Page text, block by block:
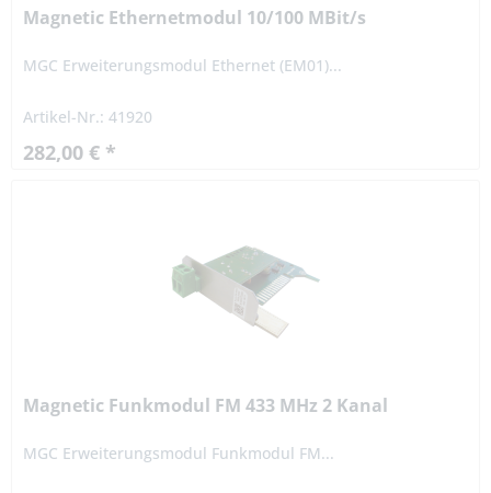
Magnetic Ethernetmodul 10/100 MBit/s
MGC Erweiterungsmodul Ethernet (EM01)...
Artikel-Nr.: 41920
282,00 € *
Magnetic Funkmodul FM 433 MHz 2 Kanal
MGC Erweiterungsmodul Funkmodul FM...